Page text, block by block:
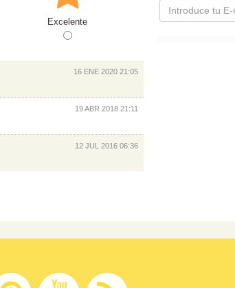
Excelente
16 ENE 2020 21:05
19 ABR 2018 21:11
12 JUL 2016 06:36